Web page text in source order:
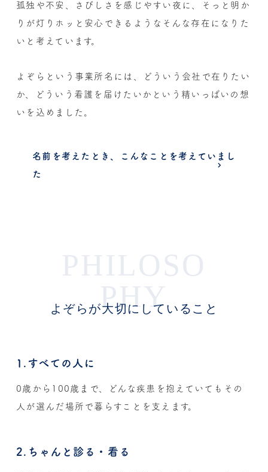
孤独や不安、さびしさを感じやすい夜に、そっと明か
りが灯り ホッと安心できるようなそんな存在になりた
いと考えています。
よぞらという事業所名には、どういう会社で在りたい
か、
どういう看護を届けたいかという精いっぱいの想
いを込めました。
名前を考えたとき、こんなことを考えていまし
た
PHY
よぞらが大切にしていること
1.すべての人に
0歳から100歳まで、どんな疾患を抱えていてもその
人が選んだ場所で暮らすことを支えます。
2.ちゃんと診る・看る